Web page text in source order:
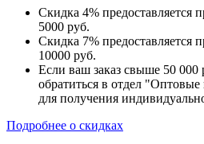
Скидка 4% предоставляется
5000 руб.
Скидка 7% предоставляется
10000 руб.
Если ваш заказ свыше 50 000
обратиться в отдел
для получения
Подробнее о скидках